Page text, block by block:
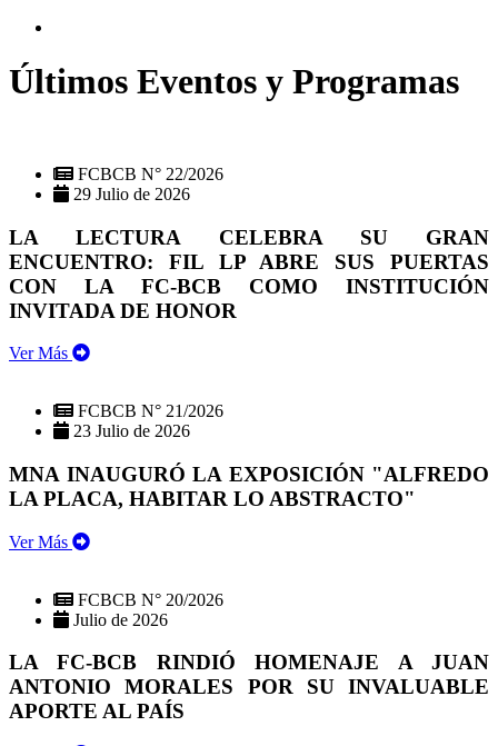
Últimos Eventos y Programas
FCBCB N° 22/2026
29 Julio de 2026
LA LECTURA CELEBRA SU GRAN
ENCUENTRO: FIL LP ABRE SUS PUERTAS
CON LA FC-BCB COMO INSTITUCIÓN
INVITADA DE HONOR
Ver Más
FCBCB N° 21/2026
23 Julio de 2026
MNA INAUGURÓ LA EXPOSICIÓN "ALFREDO
LA PLACA, HABITAR LO ABSTRACTO"
Ver Más
FCBCB N° 20/2026
Julio de 2026
LA FC-BCB RINDIÓ HOMENAJE A JUAN
ANTONIO MORALES POR SU INVALUABLE
APORTE AL PAÍS